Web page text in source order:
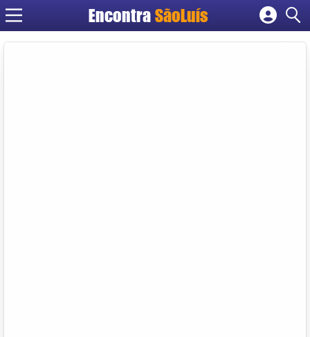
Encontra SãoLuís
Cadastrar empresa